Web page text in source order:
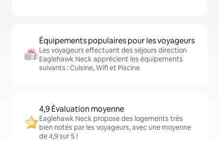
Équipements populaires pour les voyageurs
Les voyageurs effectuant des séjours direction
Eaglehawk Neck apprécient les équipements
suivants : Cuisine, Wifi et Piscine
4,9 Évaluation moyenne
Eaglehawk Neck propose des logements très
bien notés par les voyageurs, avec une moyenne
de 4,9 sur 5 !